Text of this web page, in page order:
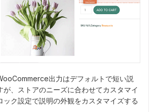
出力はデフォルトで短い説
が、ストアのニーズに合わせてカスタマイ
ック設定で説明の外観をカスタマイズする